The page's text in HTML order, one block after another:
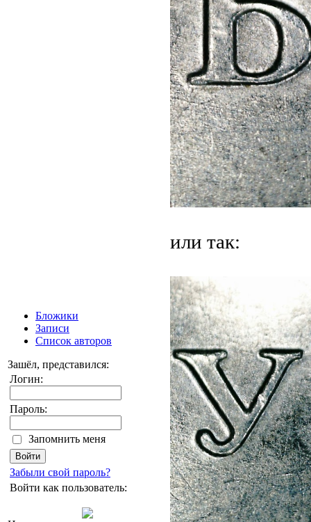
Бложики
Записи
Список авторов
Зашёл, представился:
Логин:
Пароль:
Запомнить меня
Забыли свой пароль?
Войти как пользователь:
или так: